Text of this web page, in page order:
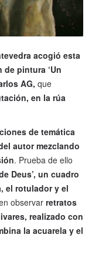
acogió esta
pintura ‘Un
AG, que
en la rúa
de temática
autor mezclando
. Prueba de ello
Deus’, un cuadro
el rotulador y el
observar retratos
realizado con
la acuarela y el